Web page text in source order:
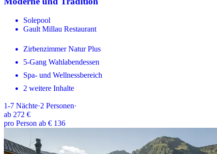
Solepool
Gault Millau Restaurant
Zirbenzimmer Natur Plus
5-Gang Wahlabendessen
Spa- und Wellnessbereich
2 weitere Inhalte
1-7 Nächte·2 Personen·
ab 272 €
pro Person ab € 136